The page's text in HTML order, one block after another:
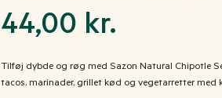
44,00 kr.
Tilføj dybde og røg med Sazon Natural Chipotle
tacos, marinader, grillet kød og vegetarretter med